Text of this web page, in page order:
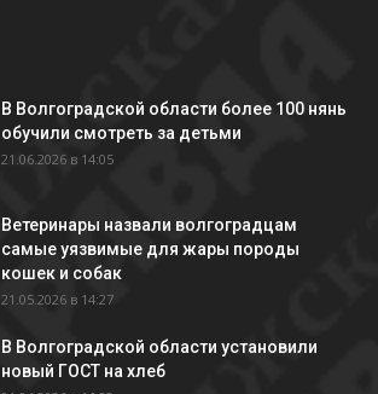
В Волгоградской области более 100 нянь
обучили смотреть за детьми
21.06.2026 в 14:05
Ветеринары назвали волгоградцам
самые уязвимые для жары породы
кошек и собак
21.05.2026 в 14:27
В Волгоградской области установили
новый ГОСТ на хлеб